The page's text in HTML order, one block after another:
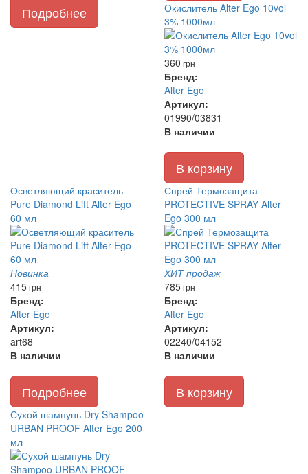
Подробнее
Окислитель Alter Ego 10vol
3% 1000мл
360 грн
Бренд:
Alter Ego
Артикул:
01990/03831
В наличии
В корзину
Осветляющий краситель
Pure Diamond Lift Alter Ego
60 мл
Новинка
415грн
Бренд:
Alter Ego
Артикул:
art68
В наличии
Подробнее
Спрей Термозащита
PROTECTIVE SPRAY Alter
Ego 300 мл
ХИТ продаж
785грн
Бренд:
Alter Ego
Артикул:
02240/04152
В наличии
В корзину
Сухой шампунь Dry Shampoo
URBAN PROOF Alter Ego 200
мл